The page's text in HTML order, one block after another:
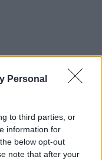
Personal
to third parties, or
information for
below opt-out
note that after your